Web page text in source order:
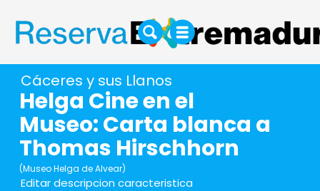
Cáceres y sus Llanos
Helga Cine en el
Museo: Carta blanca a
Thomas Hirschhorn
(Museo Helga de Alvear)
Editar descripcion caracteristica